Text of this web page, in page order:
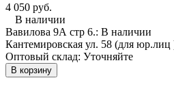
4 050 руб.
В наличии
Вавилова 9А стр 6.: В наличии
Кантемировская ул. 58 (для юр.лиц
Оптовый склад: Уточняйте
В корзину